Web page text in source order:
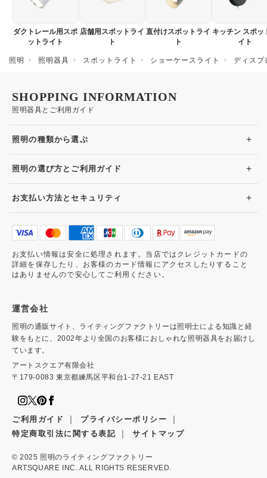
ダクトレール用スポ
ットライト
店舗用スポットライ
ト
直付けスポットライ
ト
キッチン スポッ
イト
照明 照明器具 スポットライト ショーケースライト ディス
照明器具とご利用ガイド
SHOPPING INFORMATION
照明の種類から選ぶ +
照明の選び方とご利用ガイド +
お支払い方法とセキュリティ +
お支払い情報は安全に処理されます。当店ではクレジットカードの
詳細を保存したり、お客様のカード情報にアクセスしたりすること
はありませんので安心してご利用ください。
運営会社
照明の通販サイト、ライティングファクトリーは照明士による知識と経
験をもとに、2002年より全国のお客様におしゃれな照明器具をお届けし
ています。
アートスクエア有限会社
〒179-0083 東京都練馬区平和台1-27-21 EAST
ご利用ガイド ｜ プライバシーポリシー ｜
特定商取引法に関する表記 ｜ サイトマップ
© 2025 照明のライティングファクトリー
ARTSQUARE INC. ALL RIGHTS RESERVED.